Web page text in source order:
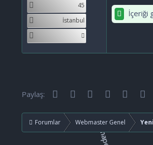
45
İstanbul
İçeriği
Paylaş: FacebookTwitterReddit Pinterest
Tumblr
Forumlar Webmaster Genel